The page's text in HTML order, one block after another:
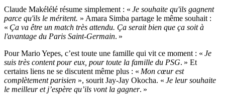
Claude Makélélé résume simplement : « Je souhaite qu'ils gagnent
parce qu'ils le méritent. » Amara Simba partage le même souhait :
« Ça va être un match très attendu. Ça serait bien que ça soit à
l'avantage du Paris Saint-Germain. »
Pour Mario Yepes, c’est toute une famille qui vit ce moment : « Je
suis très content pour eux, pour toute la famille du PSG. » Et
certains liens ne se discutent même plus : « Mon cœur est
complètement parisien », sourit Jay-Jay Okocha. « Je leur souhaite
le meilleur et j’espère qu’ils vont la gagner. »